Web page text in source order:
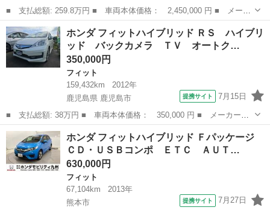
■ 支払総額: 259.8万円 ■ 車両本体価格： 2,450,000 円 ■ メーカ
ー名： ホンダ ■ 車種名： フィット ■ グレード名： ｅ：ＨＥ
Ｖホーム 登録済未使用車 ＥＴＣ２．０ ナビ リアカメラ スマ
ートキー...
熊本 熊本市 フィット
ホンダ フィットハイブリッド ＲＳ ハイブリ
ッド バックカメラ ＴＶ オートク…
350,000円
フィット
159,432km
2012年
鹿児島県 鹿児島市
提携サイト 7月15日
■ 支払総額: 38万円 ■ 車両本体価格： 350,000 円 ■ メーカー
名： ホンダ ■ 車種名： フィットハイブリッド ■ グレード
名： ＲＳ ハイブリッド バックカメラ ＴＶ オートクルーズコ
ントロール ＨＩＤ ...
鹿児島 鹿児島市 フィット
ホンダ フィットハイブリッド Ｆパッケージ
ＣＤ・ＵＳＢコンポ ＥＴＣ ＡＵＴ…
630,000円
フィット
67,104km
2013年
熊本市
提携サイト 7月27日